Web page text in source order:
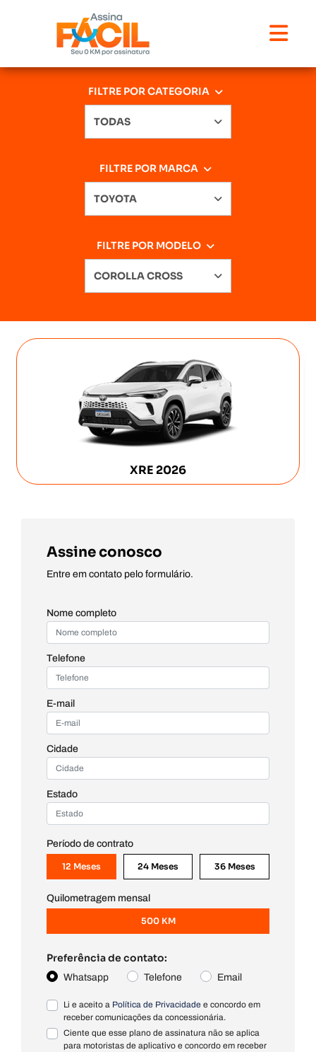
FILTRE POR CATEGORIA
TODAS
FILTRE POR MARCA
TOYOTA
FILTRE POR MODELO
COROLLA CROSS
XRE 2026
Assine conosco
Entre em contato pelo formulário.
Nome completo
Telefone
E-mail
Cidade
Estado
Período de contrato
12 Meses 24 Meses 36 Meses
Quilometragem mensal
500 KM
Preferência de contato:
Whatsapp Telefone Email
Li e aceito a Política de Privacidade e concordo em
receber comunicações da concessionária.
Ciente que esse plano de assinatura não se aplica
para motoristas de aplicativo e concordo em receber